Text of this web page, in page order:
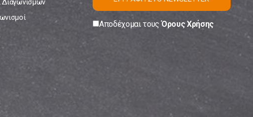
Διαγωνισμών
Αποδέχομαι τουςΌρους Χρήσης